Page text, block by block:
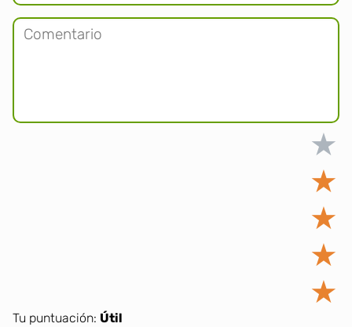
★
★
★
★
★
Tu puntuación: Útil